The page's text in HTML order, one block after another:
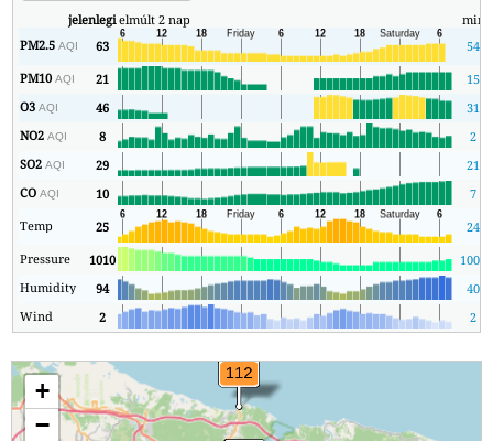
jelenlegielmúlt 2 nap min
PM2.5AQI 63
54
PM10AQI 21
15
O3AQI 46
31
NO2AQI 8
2
SO2AQI 29
21
COAQI 10
7
Temp
25
24
Pressure
1010 1008
Humidity
94 40
Wind
2 2
+
−